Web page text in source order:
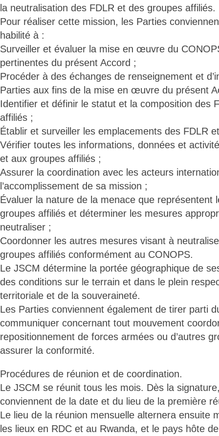
la neutralisation des FDLR et des groupes affiliés.
Pour réaliser cette mission, les Parties
habilité à :
Surveiller et évaluer la mise en œuvre du
pertinentes du présent Accord ;
Procéder à des échanges de renseignement et
Parties aux fins de la mise en œuvre du présent
Identifier et définir le statut et la composition des
affiliés ;
Établir et surveiller les emplacements des FDLR
Vérifier toutes les informations, données et
et aux groupes affiliés ;
Assurer la coordination avec les acteurs
l’accomplissement de sa mission ;
Évaluer la nature de la menace que représentent
groupes affiliés et déterminer les mesures
neutraliser ;
Coordonner les autres mesures visant à
groupes affiliés conformément au CONOPS.
Le JSCM détermine la portée géographique de
des conditions sur le terrain et dans le plein
territoriale et de la souveraineté.
Les Parties conviennent également de tirer parti
communiquer concernant tout mouvement
repositionnement de forces armées ou d’autres
assurer la conformité.
Procédures de réunion et de coordination.
Le JSCM se réunit tous les mois. Dès la
conviennent de la date et du lieu de la première
Le lieu de la réunion mensuelle alternera ensuite
les lieux en RDC et au Rwanda, et le pays hôte